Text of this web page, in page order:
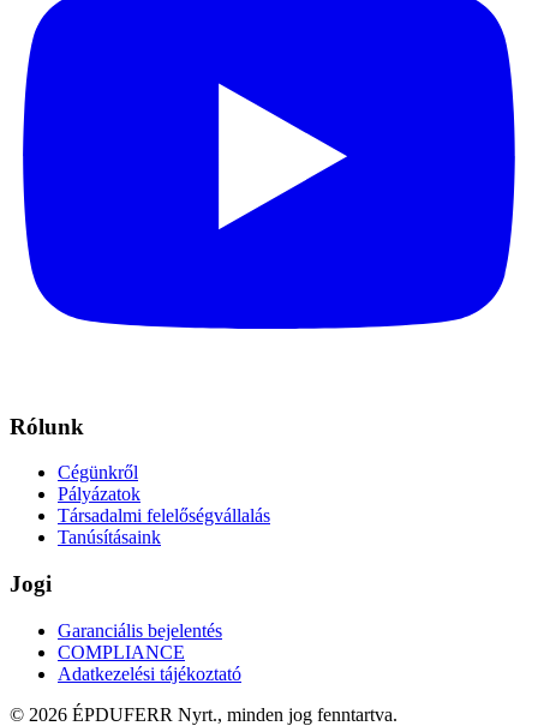
Rólunk
Cégünkről
Pályázatok
Társadalmi felelőségvállalás
Tanúsításaink
Jogi
Garanciális bejelentés
COMPLIANCE
Adatkezelési tájékoztató
© 2026 ÉPDUFERR Nyrt., minden jog fenntartva.